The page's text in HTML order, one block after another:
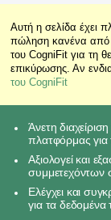
Αυτή η σελίδα έχει
πώληση κανένα από
του CogniFit για τη
επικύρωσης. Αν
του CogniFit
Άνετη
πλατφόρμας για
Αξιολογεί και
συμμετεχόντων
Ελέγχει και
για τα δεδομένα